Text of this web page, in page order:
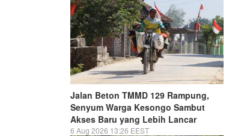
Jalan Beton TMMD 129 Rampung,
Senyum Warga Kesongo Sambut
Akses Baru yang Lebih Lancar
6 Aug 2026 13:26 EEST